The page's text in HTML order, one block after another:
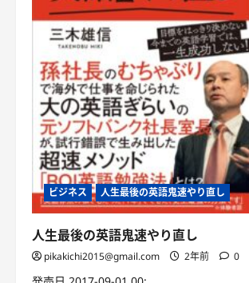
ビジネス 人生最後の英語鬼速やり直し
人生最後の英語鬼速やり直し
pikakichi2015@gmail.com 2年前 0